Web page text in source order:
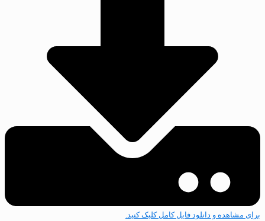
برای مشاهده و دانلود فایل کامل کلیک کنید.